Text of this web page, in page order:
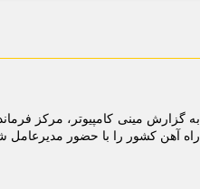
به گزارش مینی کامپیوتر، مرکز
راه آهن کشور را با حضور